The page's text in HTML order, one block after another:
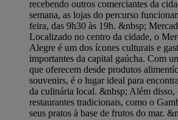
recebendo outros comerciantes da
semana, as lojas do percurso
feira, das 9h30 às 19h. &nbsp;
Localizado no centro da cidade, o
Alegre é um dos ícones culturais e
importantes da capital gaúcha. Com
que oferecem desde produtos
souvenirs, é o lugar ideal para
da culinária local. &nbsp; Além disso,
restaurantes tradicionais, como o
seus pratos à base de frutos do mar.